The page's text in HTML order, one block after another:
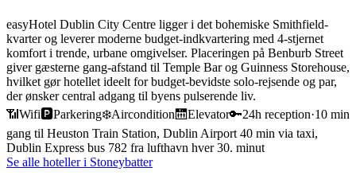
easyHotel Dublin City Centre ligger i det bohemiske Smithfield-
kvarter og leverer moderne budget-indkvartering med 4-stjernet
komfort i trende, urbane omgivelser. Placeringen på Benburb Street
giver gæsterne gang-afstand til Temple Bar og Guinness Storehouse,
hvilket gør hotellet ideelt for budget-bevidste solo-rejsende og par,
der ønsker central adgang til byens pulserende liv.
📶 Wifi🅿️Parkering❄️Aircondition🛗Elevator🔑24h reception·10 min
gang til Heuston Train Station, Dublin Airport 40 min via taxi,
Dublin Express bus 782 fra lufthavn hver 30. minut
Se alle hoteller i Stoneybatter